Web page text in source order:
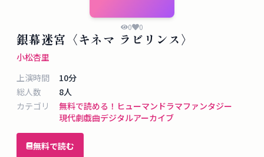
デ
タ
ベ
ス
0 0
銀幕迷宮〈キネマ ラビリンス〉
小松杏里
上演時間
10分
総人数
8人
カテゴリ
無料で読める！ ヒューマンドラマファンタジー
現代劇戯曲デジタルアーカイブ
無料で読む